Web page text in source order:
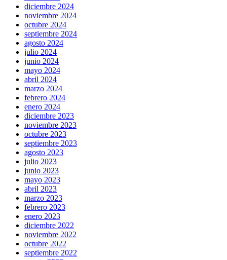
diciembre 2024
noviembre 2024
octubre 2024
septiembre 2024
agosto 2024
julio 2024
junio 2024
mayo 2024
abril 2024
marzo 2024
febrero 2024
enero 2024
diciembre 2023
noviembre 2023
octubre 2023
septiembre 2023
agosto 2023
julio 2023
junio 2023
mayo 2023
abril 2023
marzo 2023
febrero 2023
enero 2023
diciembre 2022
noviembre 2022
octubre 2022
septiembre 2022